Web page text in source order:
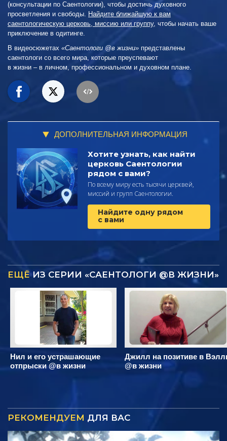
(консультации по Саентологии), чтобы достичь духовного
просветления и свободы. Найдите ближайшую к вам
саентологическую церковь, миссию или группу, чтобы начать ваше
приключение в одитинге.
В видеосюжетах «Саентологи @в жизни» представлены
саентологи со всего мира, которые преуспевают
в жизни – в личном,
профессиональном и духовном плане.
ДОПОЛНИТЕЛЬНАЯ ИНФОРМАЦИЯ
Хотите узнать, как найти
церковь Саентологии
рядом с вами?
По всему миру есть тысячи церквей,
миссий и групп Саентологии.
Найдите одну рядом
с вами
ЕЩЁИЗ СЕРИИ «САЕНТОЛОГИ @В ЖИЗНИ»
Нил и его устрашающие
отпрыски @в жизни
Джилл на позитиве в
@в жизни
РЕКОМЕНДУЕМ ДЛЯ ВАС